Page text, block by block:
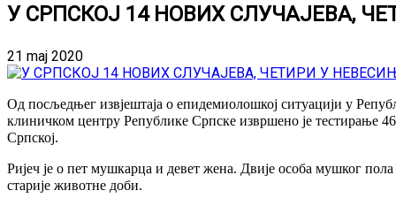
У СРПСКОЈ 14 НОВИХ СЛУЧАЈЕВА,
21 maj 2020
Од посљедњег извјештаја о епидемиолошкој ситуацији у
клиничком центру Републике Српске извршено је тестирање
Српској.
Ријеч је о пет мушкарца и девет жена. Двије особа мушког
старије животне доби.